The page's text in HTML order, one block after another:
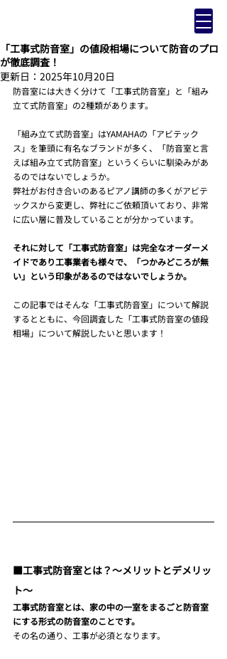
「工事式防音室」の値段相場について防音のプロ
が徹底調査！
更新日： 2025年10月20日
防音室には大きく分けて「工事式防音室」と「組み
立て式防音室」の2種類があります。
「組み立て式防音室」はYAMAHAの「アビテック
ス」を筆頭に有名なブランドが多く、「防音室と言
えば組み立て式防音室」というくらいに馴染みがあ
るのではないでしょうか。
弊社がお付き合いのあるピアノ講師の多くがアビテ
ックスから変更し、弊社にご依頼頂いており、非常
に広い層に普及していることが分かっています。
それに対して「工事式防音室」は完全なオーダーメ
イドであり工事業者も様々で、「つかみどころが無
い」という印象があるのではないでしょうか。
この記事ではそんな「工事式防音室」について解説
するとともに、今回調査した「工事式防音室の値段
相場」について解説したいと思います！
■工事式防音室とは？～メリットとデメリッ
ト～
工事式防音室とは、家の中の一室をまるごと防音室
にする形式の防音室のことです。
その名の通り、工事が必須となります。